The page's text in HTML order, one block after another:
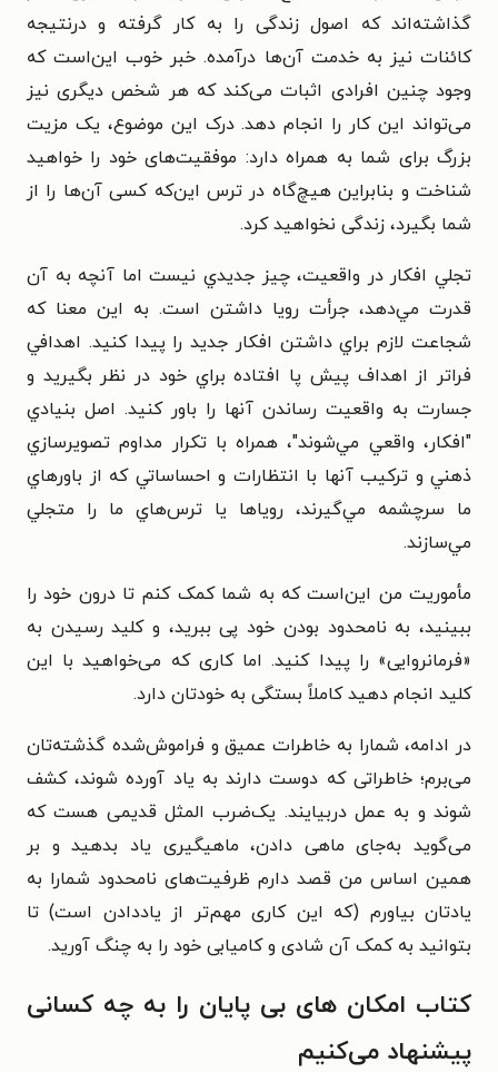
گذاشته‌اند که اصول زندگی را به کار گرفته و درنتیجه
کائنات نیز به خدمت آن‌ها درآمده. خبر خوب این‌است که
وجود چنین افرادی اثبات می‌کند که هر شخص دیگری نیز
می‌تواند این کار را انجام دهد. درک این موضوع، یک مزیت
بزرگ برای شما به همراه دارد: موفقیت‌های خود را خواهید
شناخت و بنابراین هیچ‌گاه در ترس این‌که کسی آن‌ها را از
شما بگیرد، زندگی نخواهید کرد.
تجلي افكار در واقعيت، چيز جديدي نيست اما آنچه به آن
قدرت مي‌دهد، جرأت رويا داشتن است. به اين معنا كه
شجاعت لازم براي داشتن افكار جديد را پيدا كنيد. اهدافي
فراتر از اهداف پيش پا افتاده براي خود در نظر بگيريد و
جسارت به واقعيت رساندن آنها را باور كنيد. اصل بنيادي
"افكار، واقعي مي‌شوند"، همراه با تكرار مداوم تصويرسازي
ذهني و تركيب آنها با انتظارات و احساساتي كه از باورهاي
ما سرچشمه مي‌گيرند، روياها يا ترس‌هاي ما را متجلي
مي‌سازند.
مأموریت من این‌است که به شما کمک کنم تا درون خود را
ببینید، به نامحدود بودن خود پی ببرید، و کلید رسیدن به
«فرمانروایی» را پیدا کنید. اما کاری که می‌خواهید با این
کلید انجام دهید کاملاً بستگی به خودتان دارد.
در ادامه، شمارا به خاطرات عمیق و فراموش‌شده گذشته‌تان
می‌برم؛ خاطراتی که دوست دارند به یاد آورده شوند، کشف
شوند و به عمل دربیایند. یک‌ضرب المثل قدیمی هست که
می‌گوید به‌جای ماهی دادن، ماهیگیری یاد بدهید و بر
همین اساس من قصد دارم ظرفیت‌های نامحدود شمارا به
یادتان بیاورم (که این کاری مهم‌تر از یاددادن است) تا
بتوانید به کمک آن شادی و کامیابی خود را به چنگ آورید.
کتاب امکان های بی پایان را به چه کسانی
پیشنهاد می‌کنیم